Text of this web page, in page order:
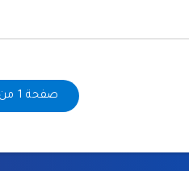
صفحة 1 من 1